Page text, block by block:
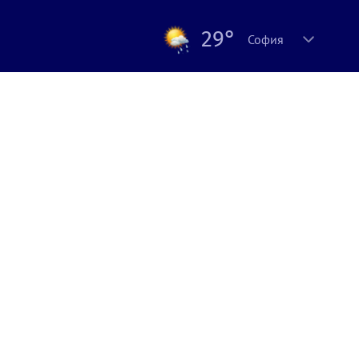
29° София